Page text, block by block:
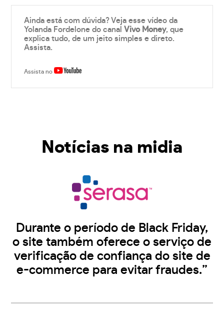
Ainda está com dúvida? Veja esse vídeo da
Yolanda Fordelone do canalVivo Money, que
explica tudo, de um jeito simples e direto.
Assista.
Assista no
Notícias na midia
Durante o período de Black Friday,
o site também oferece o serviço de
verificação de confiança do site de
e-commerce para evitar fraudes.”